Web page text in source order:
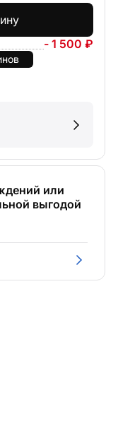
- 1 500 ₽
или
выгодой